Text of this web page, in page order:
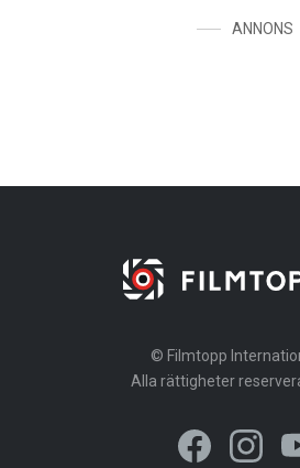
ANNONS
© Filmtopp
Alla rättigheter